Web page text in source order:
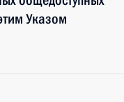
Указом